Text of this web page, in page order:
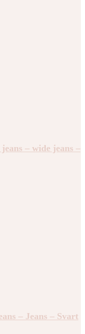
– wide jeans –
– Jeans – Svart